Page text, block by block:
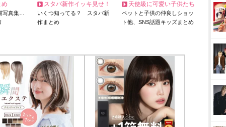
め
写真集…
スタバ新作イッキ見せ！
いくつ知ってる？ スタバ新
作まとめ
天使級に可愛い子供たち
ペットと子供の仲良しショッ
ト他、SNS話題キッズまとめ